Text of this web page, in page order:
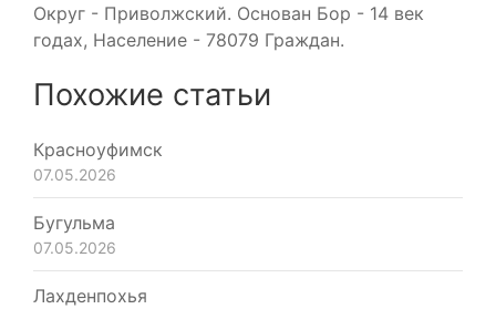
Округ - Приволжский. Основан Бор - 14 век
годах, Население - 78079 Граждан.
Похожие статьи
Красноуфимск
07.05.2026
Бугульма
07.05.2026
Лахденпохья